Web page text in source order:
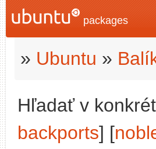
packages
» Ubuntu »
Hľadať v
backports] [